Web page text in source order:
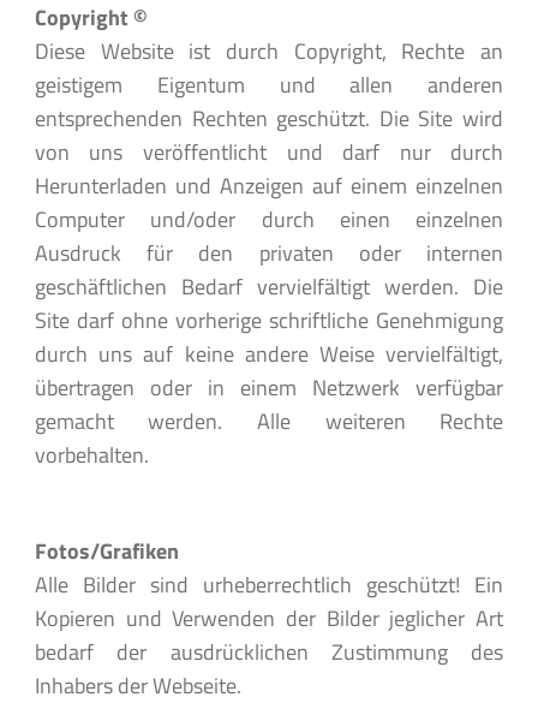
Copyright ©
Diese Website ist durch Copyright, Rechte an
geistigem Eigentum und allen anderen
entsprechenden Rechten geschützt. Die Site wird
von uns veröffentlicht und darf nur durch
Herunterladen und Anzeigen auf einem einzelnen
Computer und/oder durch einen einzelnen
Ausdruck für den privaten oder internen
geschäftlichen Bedarf vervielfältigt werden. Die
Site darf ohne vorherige schriftliche Genehmigung
durch uns auf keine andere Weise vervielfältigt,
übertragen oder in einem Netzwerk verfügbar
gemacht werden. Alle weiteren Rechte
vorbehalten.
Fotos/Grafiken
Alle Bilder sind urheberrechtlich geschützt! Ein
Kopieren und Verwenden der Bilder jeglicher Art
bedarf der ausdrücklichen Zustimmung des
Inhabers der Webseite.